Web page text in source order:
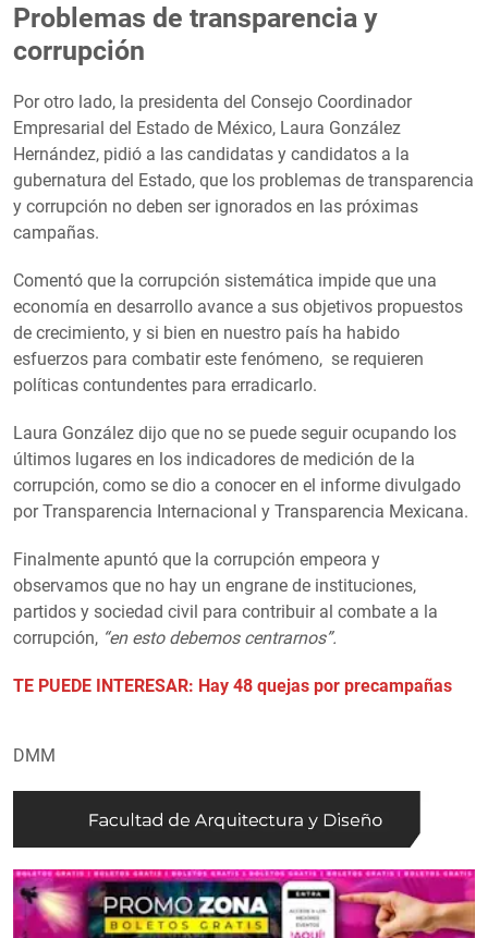
Problemas de transparencia y
corrupción
Por otro lado, la presidenta del Consejo Coordinador
Empresarial del Estado de México, Laura González
Hernández, pidió a las candidatas y candidatos a la
gubernatura del Estado, que los problemas de transparencia
y corrupción no deben ser ignorados en las próximas
campañas.
Comentó que la corrupción sistemática impide que una
economía en desarrollo avance a sus objetivos propuestos
de crecimiento, y si bien en nuestro país ha habido
esfuerzos para combatir este fenómeno, se requieren
políticas contundentes para erradicarlo.
Laura González dijo que no se puede seguir ocupando los
últimos lugares en los indicadores de medición de la
corrupción, como se dio a conocer en el informe divulgado
por Transparencia Internacional y Transparencia Mexicana.
Finalmente apuntó que la corrupción empeora y
observamos que no hay un engrane de instituciones,
partidos y sociedad civil para contribuir al combate a la
corrupción, “en esto debemos centrarnos”.
TE PUEDE INTERESAR: Hay 48 quejas por precampañas
DMM